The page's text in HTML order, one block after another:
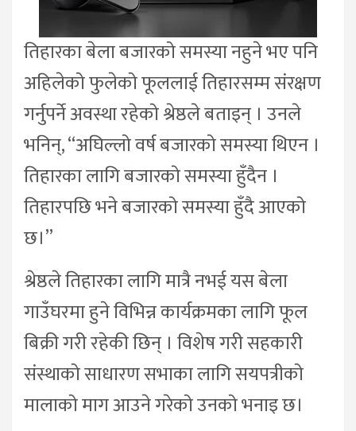
तिहारका बेला बजारको समस्या नहुने भए पनि
अहिलेको फुलेको फूललाई तिहारसम्म संरक्षण
गर्नुपर्ने अवस्था रहेको श्रेष्ठले बताइन् । उनले
भनिन्, “अघिल्लो वर्ष बजारको समस्या थिएन ।
तिहारका लागि बजारको समस्या हुँदैन ।
तिहारपछि भने बजारको समस्या हुँदै आएको
छ।”
श्रेष्ठले तिहारका लागि मात्रै नभई यस बेला
गाउँघरमा हुने विभिन्न कार्यक्रमका लागि फूल
बिक्री गरी रहेकी छिन् । विशेष गरी सहकारी
संस्थाको साधारण सभाका लागि सयपत्रीको
मालाको माग आउने गरेको उनको भनाइ छ।